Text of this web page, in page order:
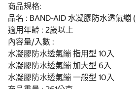
商品規格:
品名 : BAND-AID 水凝膠防水透氣繃
適用年齡 : 2歲以上
內容量/入數 :
水凝膠防水透氣繃 指用型 10入
水凝膠防水透氣繃 加大型 6入
水凝膠防水透氣繃 一般型 10入